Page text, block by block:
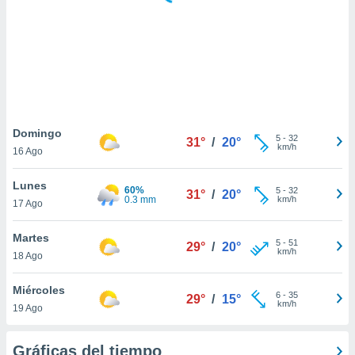
similares
como
sitio
de
traten tus
en
interés
su
Domingo
16 Ago
31° / 20° 5- 32
km/h
Lunes
17 Ago
60%
0.3 mm
31° / 20° 5- 32
km/h
Martes
18 Ago
29° / 20° 5- 51
km/h
Miércoles
19 Ago
29° / 15° 6- 35
km/h
Gráficas del tiempo